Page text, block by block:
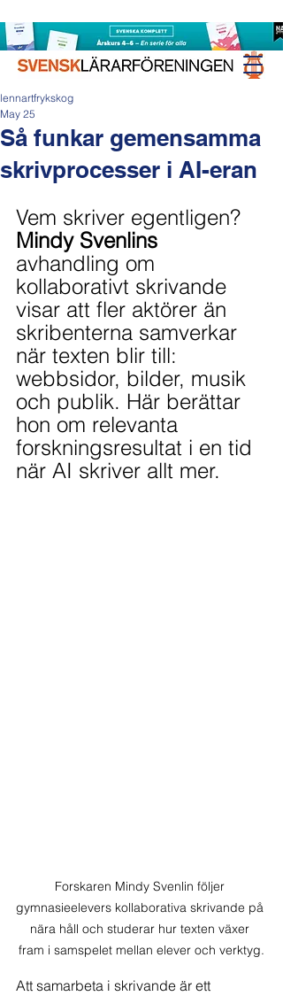
Så funkar gemensamma
skrivprocesser i AI-eran
lennartfrykskog
May 25
Vem skriver egentligen?
Mindy Svenlins
avhandling om
kollaborativt skrivande
visar att fler aktörer än
skribenterna samverkar
när texten blir till:
webbsidor, bilder, musik
och publik. Här berättar
hon om relevanta
forskningsresultat i en tid
när AI skriver allt mer.
Forskaren Mindy Svenlin följer
gymnasieelevers kollaborativa skrivande på
nära håll och studerar hur texten växer
fram i samspelet mellan elever och verktyg.
Att samarbeta i skrivande är ett